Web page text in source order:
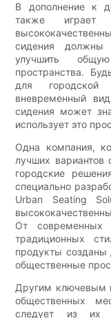
В дополнение к
также играет
сидения
улучшить общую
пространства.
для
вневременный
сидения может
использует это
Одна компания,
лучших вариантов
городские
специально
Urban Seating
От
традиционных
продукты созданы
общественные
Другим ключевым
общественных
следует из их